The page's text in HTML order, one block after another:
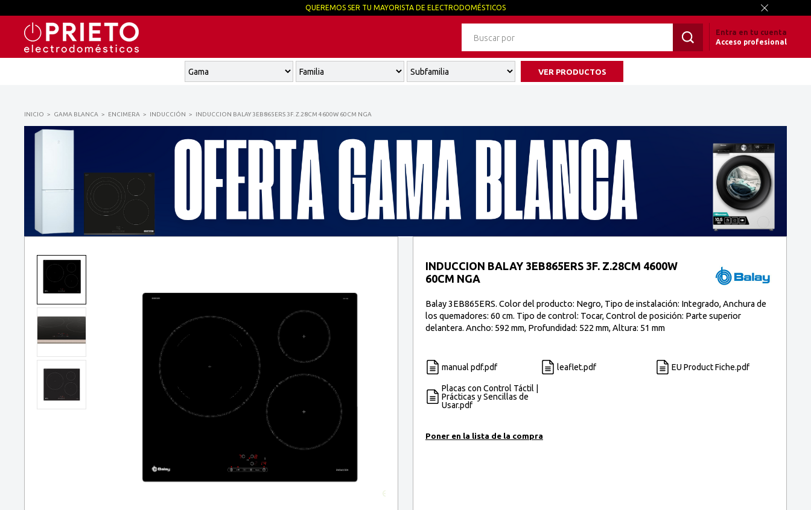
Entra en tu cuenta
Acceso profesional
VER PRODUCTOS
INICIO GAMA BLANCA ENCIMERA INDUCCIÓN INDUCCION BALAY 3EB865ERS 3F. Z.28CM 4600W 60CM NGA
INDUCCION BALAY 3EB865ERS 3F. Z.28CM 4600W
60CM NGA
Balay 3EB865ERS. Color del producto: Negro, Tipo de instalación: Integrado, Anchura de
los quemadores: 60 cm. Tipo de control: Tocar, Control de posición: Parte superior
delantera. Ancho: 592 mm, Profundidad: 522 mm, Altura: 51 mm
manual pdf.pdf leaflet.pdf EU Product Fiche.pdf
Placas con Control Táctil |
Prácticas y Sencillas de
Usar.pdf
QUEREMOS SER TU MAYORISTA DE ELECTRODOMÉSTICOS